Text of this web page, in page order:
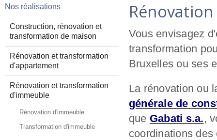
Nos réalisations
Construction, rénovation et
transformation de maison
Rénovation et transformation
d'appartement
Rénovation et transformation
d'immeuble
Rénovation d'immeuble
Transformation d'immeuble
Vous envisagez
transformation
Bruxelles ou ses
La rénovation ou
générale de
que Gabati s.a.,
coordinations